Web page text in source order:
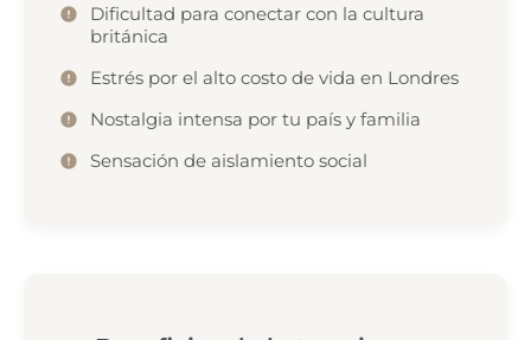
Dificultad para conectar con la cultura
británica
Estrés por el alto costo de vida en Londres
Nostalgia intensa por tu país y familia
Sensación de aislamiento social